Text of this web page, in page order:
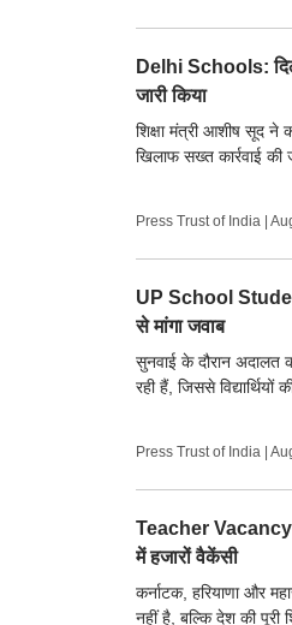
Delhi Schools:
जारी किया
शिक्षा मंत्री आशीष सूद
खिलाफ सख्त कार्रवाई की
Press Trust of India
UP School Student
से मांगा जवाब
सुनवाई के दौरान अदालत
रही हैं, जिससे
Press Trust of India
Teacher Vacancy
में हजारों वैकेंसी
कर्नाटक, हरियाणा और
नहीं है, बल्कि देश की पूरी